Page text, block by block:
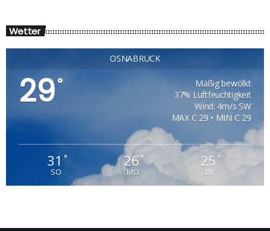
Wetter
OSNABRÜCK
29°
Mäßig bewölkt
37% Luftfeuchtigkeit
Wind: 4m/s SW
MAX C 29 • MIN C 29
31 °
SO
26°
MO
25°
DI